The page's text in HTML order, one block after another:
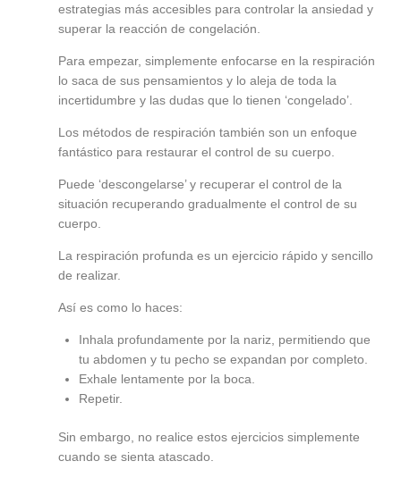
estrategias más accesibles para controlar la ansiedad y
superar la reacción de congelación.
Para empezar, simplemente enfocarse en la respiración
lo saca de sus pensamientos y lo aleja de toda la
incertidumbre y las dudas que lo tienen ‘congelado’.
Los métodos de respiración también son un enfoque
fantástico para restaurar el control de su cuerpo.
Puede ‘descongelarse’ y recuperar el control de la
situación recuperando gradualmente el control de su
cuerpo.
La respiración profunda es un ejercicio rápido y sencillo
de realizar.
Así es como lo haces:
Inhala profundamente por la nariz, permitiendo que
tu abdomen y tu pecho se expandan por completo.
Exhale lentamente por la boca.
Repetir.
Sin embargo, no realice estos ejercicios simplemente
cuando se sienta atascado.